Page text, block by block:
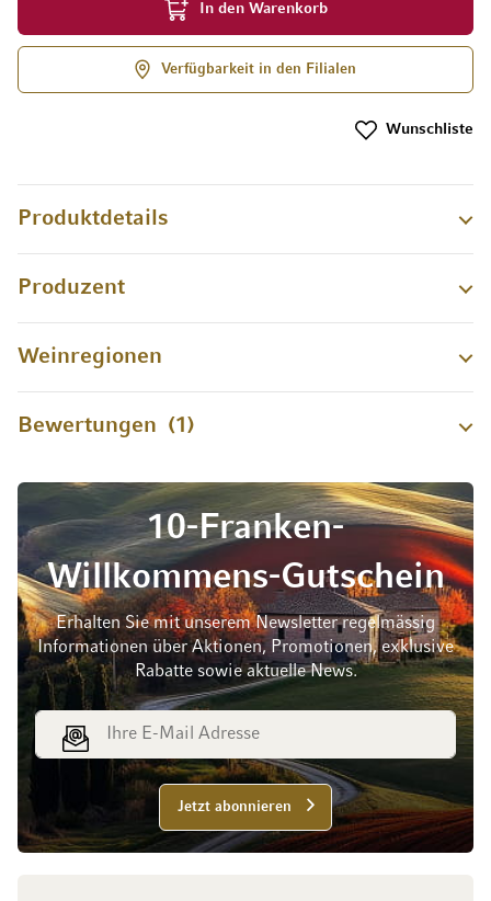
In den Warenkorb
Verfügbarkeit in den Filialen
Wunschliste
Produktdetails
Produzent
Weinregionen
Bewertungen 1
10-Franken-
Willkommens-Gutschein
Erhalten Sie mit unserem Newsletter regelmässig
Informationen über Aktionen, Promotionen, exklusive
Rabatte sowie aktuelle News.
E-Mail Adresse
Jetzt abonnieren